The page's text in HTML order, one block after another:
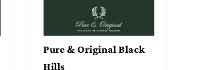
Pure & Original Black
Hills